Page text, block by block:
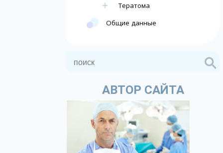
Тератома
Общие данные
АВТОР САЙТА